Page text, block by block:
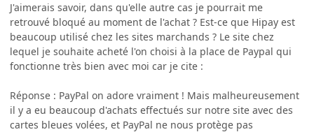
J'aimerais savoir, dans qu'elle autre cas je pourrait me
retrouvé bloqué au moment de l'achat ? Est-ce que Hipay est
beaucoup utilisé chez les sites marchands ? Le site chez
lequel je souhaite acheté l'on choisi à la place de Paypal qui
fonctionne très bien avec moi car je cite :
Réponse : PayPal on adore vraiment ! Mais malheureusement
il y a eu beaucoup d'achats effectués sur notre site avec des
cartes bleues volées, et PayPal ne nous protège pas